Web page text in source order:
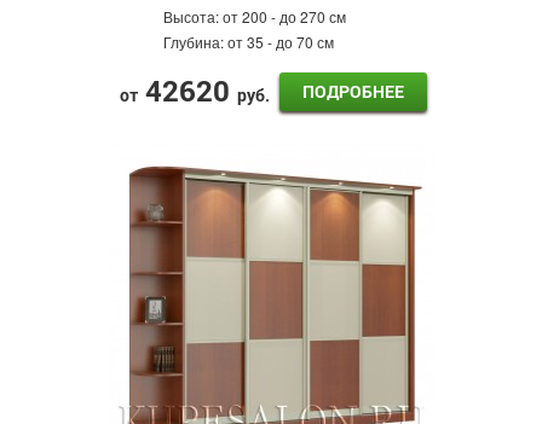
Высота:от 200 - до 270 см
Глубина:от 35 - до 70 см
от 42620 руб. ПОДРОБНЕЕ